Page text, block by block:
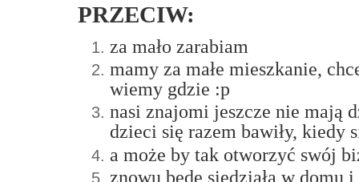
PRZECIW:
za mało zarabiam
mamy za małe mieszkanie,
wiemy gdzie :p
nasi znajomi jeszcze nie mają
dzieci się razem bawiły, kiedy
a może by tak otworzyć swój
znowu będę siedziała w